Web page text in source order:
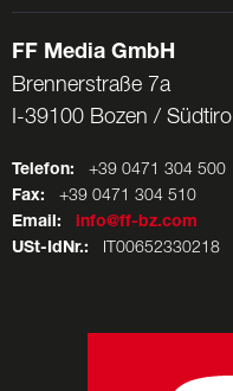
FF Media GmbH
Brennerstraße 7a
I-39100 Bozen / Südtirol
Telefon: +39 0471 304 500
Fax: +39 0471 304 510
Email:
info@ff-bz.com
USt-IdNr.: IT00652330218